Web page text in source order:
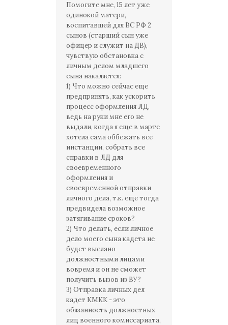
Помогите мне, 15 лет уже
одинокой матери,
воспитавшей для ВС РФ 2
сынов (старший сын уже
офицер и служит на ДВ),
чувствую обстановка с
личным делом младшего
сына накаляется:
1) Что можно сейчас еще
предпринять, как ускорить
процесс оформления ЛД,
ведь на руки мне его не
выдали, когда я еще в марте
хотела сама оббежать все
инстанции, собрать все
справки в ЛД для
своевременного
оформления и
своевременной отправки
личного дела, т.к. еще тогда
предвидела возможное
затягивание сроков?
2) Что делать, если личное
дело моего сына кадета не
будет выслано
должностными лицами
вовремя и он не сможет
получить вызов из ВУ?
3) Отправка личных дел
кадет КМКК - это
обязанность должностных
лиц военного комиссариата,